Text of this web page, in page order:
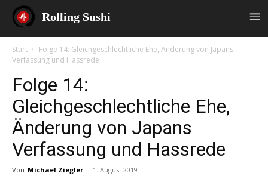
Rolling Sushi
Start
Folge 14: Gleichgeschlechtliche Ehe, Änderung von Japans
Verfassung und Hassrede
Folge 14:
Gleichgeschlechtliche Ehe,
Änderung von Japans
Verfassung und Hassrede
Von Michael Ziegler - 1. August 2019